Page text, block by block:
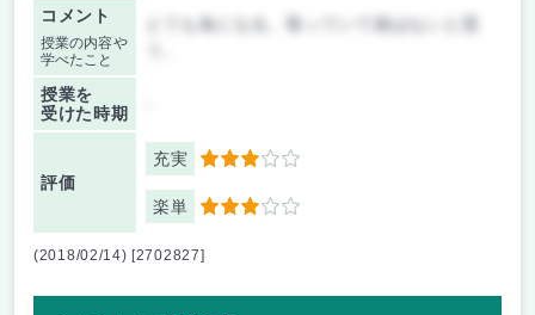
コメント
授業の内容や
学べたこと
とても為になる。取っていて損はないと思
授業を
受けた時期
評価
充実 3
楽単 3
(2018/02/14) [2702827]